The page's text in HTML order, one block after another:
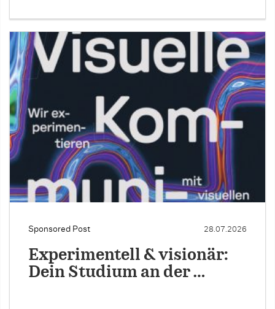
Sponsored Post 28.07.2026
Experimentell & visionär:
Dein Studium an der …